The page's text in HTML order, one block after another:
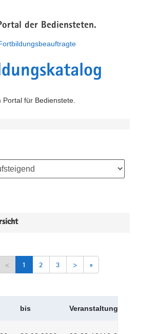
der Bediensteten.
für Bedienstete.
< 1 2 3 > »
bis Veranstaltungskürzel